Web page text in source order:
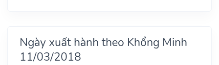
Ngày xuất hành theo Khổng Minh
11/03/2018